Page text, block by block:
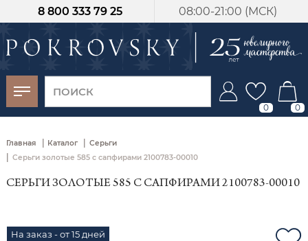
08:00-21:00 (МСК)
8 800 333 79 25
0 0
Главная | Каталог | Серьги
| Серьги золотые 585 с сапфирами 2100783-00010
СЕРЬГИ ЗОЛОТЫЕ 585 С САПФИРАМИ 2100783-00010
На заказ - от 15 дней
-30%
от 15 дней с
момента оплаты